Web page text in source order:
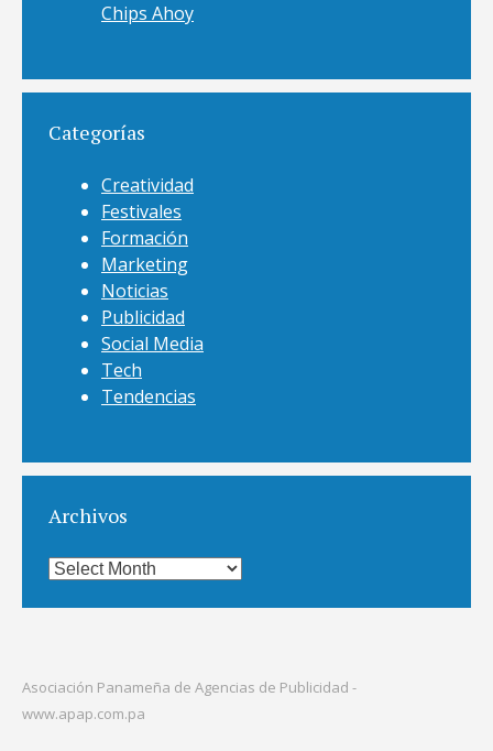
Chips Ahoy
Categorías
Creatividad
Festivales
Formación
Marketing
Noticias
Publicidad
Social Media
Tech
Tendencias
Archivos
Archivos
Asociación Panameña de Agencias de Publicidad -
www.apap.com.pa